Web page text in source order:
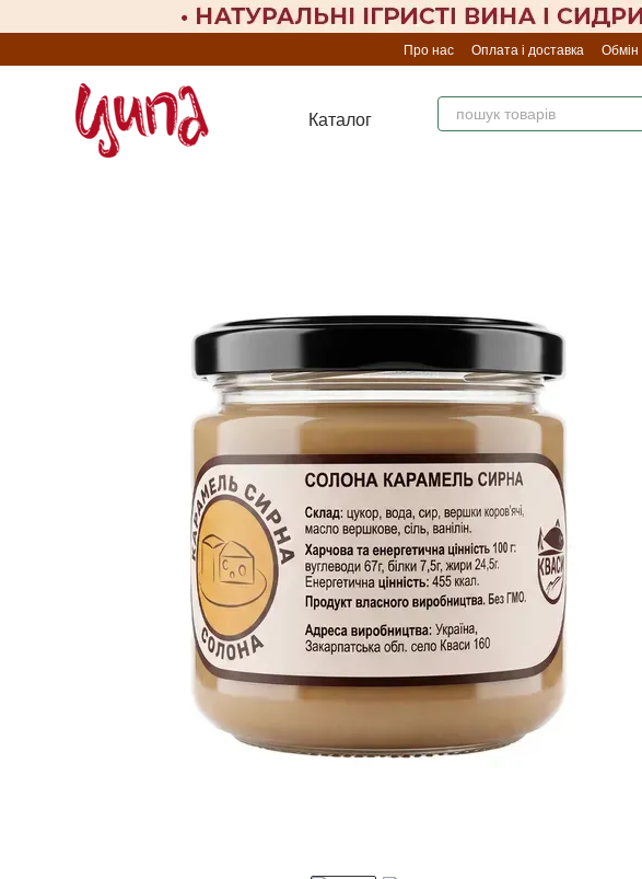
Перейти до основного контенту
Про нас Оплата і доставка Обмін
Каталог